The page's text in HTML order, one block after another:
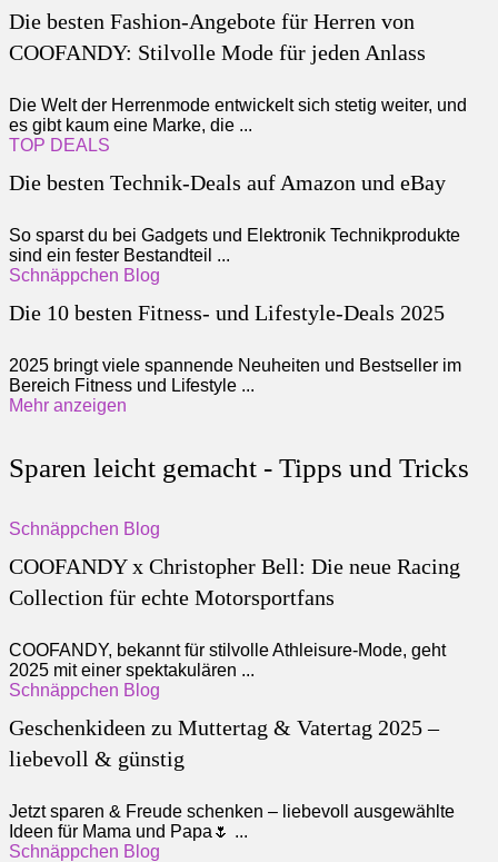
Die besten Fashion-Angebote für Herren von
COOFANDY: Stilvolle Mode für jeden Anlass
Die Welt der Herrenmode entwickelt sich stetig weiter, und
es gibt kaum eine Marke, die ...
TOP DEALS
Die besten Technik-Deals auf Amazon und eBay
So sparst du bei Gadgets und Elektronik Technikprodukte
sind ein fester Bestandteil ...
Schnäppchen Blog
Die 10 besten Fitness- und Lifestyle-Deals 2025
2025 bringt viele spannende Neuheiten und Bestseller im
Bereich Fitness und Lifestyle ...
Mehr anzeigen
Sparen leicht gemacht - Tipps und Tricks
Schnäppchen Blog
COOFANDY x Christopher Bell: Die neue Racing
Collection für echte Motorsportfans
COOFANDY, bekannt für stilvolle Athleisure-Mode, geht
2025 mit einer spektakulären ...
Schnäppchen Blog
Geschenkideen zu Muttertag & Vatertag 2025 –
liebevoll & günstig
Jetzt sparen & Freude schenken – liebevoll ausgewählte
Ideen für Mama und Papa🌷 ...
Schnäppchen Blog